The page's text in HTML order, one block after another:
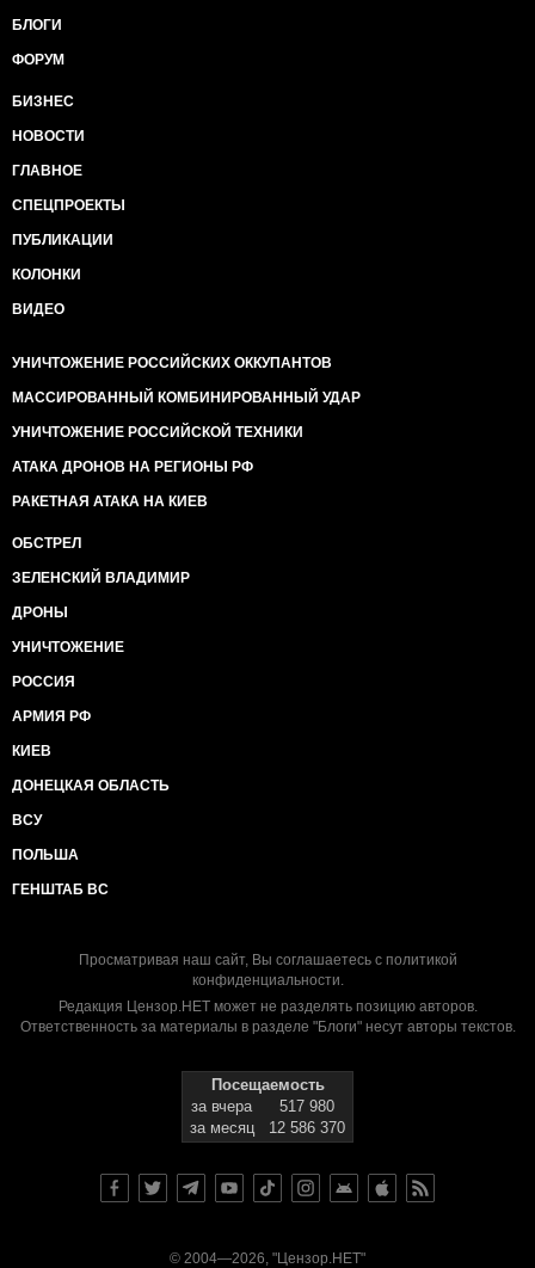
БЛОГИ
ФОРУМ
БИЗНЕС
НОВОСТИ
ГЛАВНОЕ
СПЕЦПРОЕКТЫ
ПУБЛИКАЦИИ
КОЛОНКИ
ВИДЕО
УНИЧТОЖЕНИЕ РОССИЙСКИХ ОККУПАНТОВ
МАССИРОВАННЫЙ КОМБИНИРОВАННЫЙ УДАР
УНИЧТОЖЕНИЕ РОССИЙСКОЙ ТЕХНИКИ
АТАКА ДРОНОВ НА РЕГИОНЫ РФ
РАКЕТНАЯ АТАКА НА КИЕВ
ОБСТРЕЛ
ЗЕЛЕНСКИЙ ВЛАДИМИР
ДРОНЫ
УНИЧТОЖЕНИЕ
РОССИЯ
АРМИЯ РФ
КИЕВ
ДОНЕЦКАЯ ОБЛАСТЬ
ВСУ
ПОЛЬША
ГЕНШТАБ ВС
Просматривая наш сайт, Вы соглашаетесь с политикой
конфиденциальности.
Редакция Цензор.НЕТ может не разделять позицию авторов.
Ответственность за материалы в разделе "Блоги" несут авторы текстов.
Посещаемость
за вчера
517 980
за месяц
12 586 370
© 2004—2026, "Цензор.НЕТ"